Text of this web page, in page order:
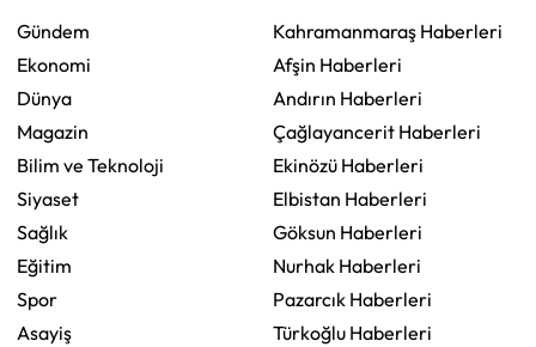
Gündem
Ekonomi
Dünya
Magazin
Bilim ve Teknoloji
Siyaset
Sağlık
Eğitim
Spor
Asayiş
Kahramanmaraş Haberleri
Afşin Haberleri
Andırın Haberleri
Çağlayancerit Haberleri
Ekinözü Haberleri
Elbistan Haberleri
Göksun Haberleri
Nurhak Haberleri
Pazarcık Haberleri
Türkoğlu Haberleri